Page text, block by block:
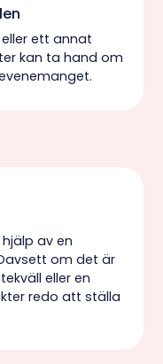
ett annat
kan ta hand om
av en
om det är
eller en
redo att ställa